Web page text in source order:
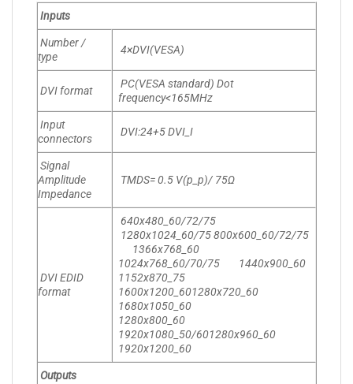
Inputs
Number /
type
4×DVI(VESA)
DVI format
PC(VESA standard) Dot
frequency<165MHz
Input
connectors
DVI:24+5 DVI_I
Signal
Amplitude
Impedance
TMDS= 0.5 V(p_p)/ 75Ω
DVI EDID
format
640x480_60/72/75
1280x1024_60/75 800x600_60/72/75
1366x768_60
1024x768_60/70/75 1440x900_60
1152x870_75
1600x1200_601280x720_60
1680x1050_60
1280x800_60
1920x1080_50/601280x960_60
1920x1200_60
Outputs